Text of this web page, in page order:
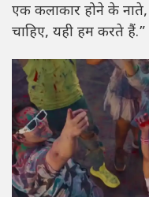
एक कलाकार होने के
चाहिए, यही हम करते हैं.”